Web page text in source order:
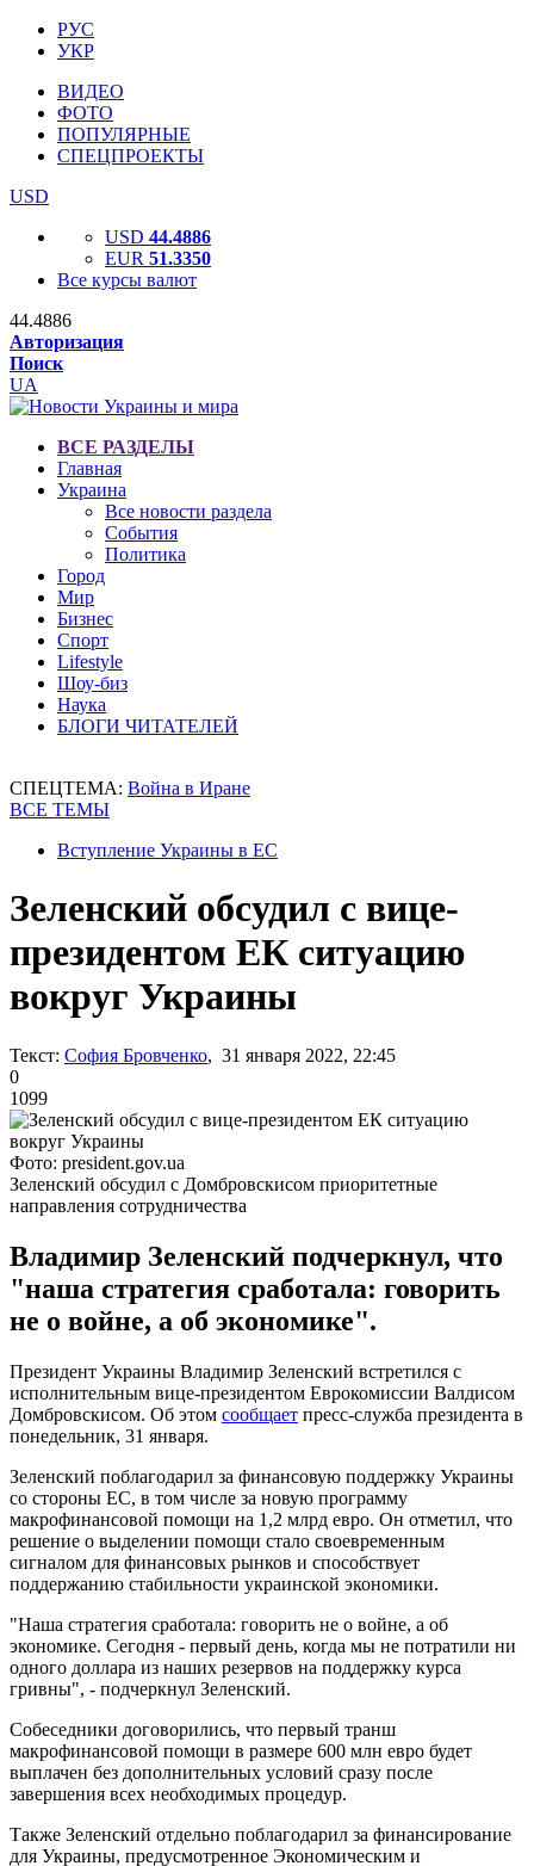
РУС
УКР
ВИДЕО
ФОТО
ПОПУЛЯРНЫЕ
СПЕЦПРОЕКТЫ
USD
USD 44.4886
EUR 51.3350
Все курсы валют
44.4886
Авторизация
Поиск
UA
ВСЕ РАЗДЕЛЫ
Главная
Украина
Все новости раздела
События
Политика
Город
Мир
Бизнес
Спорт
Lifestyle
Шоу-биз
Наука
БЛОГИ ЧИТАТЕЛЕЙ
СПЕЦТЕМА: Война в Иране
ВСЕ ТЕМЫ
Вступление Украины в ЕС
Зеленский обсудил с вице-
президентом ЕК ситуацию
вокруг Украины
Текст: София Бровченко, 31 января 2022, 22:45
0
1099
Фото: president.gov.ua
Зеленский обсудил с Домбровскисом приоритетные
направления сотрудничества
Владимир Зеленский подчеркнул, что
"наша стратегия сработала: говорить
не о войне, а об экономике".
Президент Украины Владимир Зеленский встретился с
исполнительным вице-президентом Еврокомиссии Валдисом
Домбровскисом. Об этом сообщает пресс-служба президента в
понедельник, 31 января.
Зеленский поблагодарил за финансовую поддержку Украины
со стороны ЕС, в том числе за новую программу
макрофинансовой помощи на 1,2 млрд евро. Он отметил, что
решение о выделении помощи стало своевременным
сигналом для финансовых рынков и способствует
поддержанию стабильности украинской экономики.
"Наша стратегия сработала: говорить не о войне, а об
экономике. Сегодня - первый день, когда мы не потратили ни
одного доллара из наших резервов на поддержку курса
гривны", - подчеркнул Зеленский.
Собеседники договорились, что первый транш
макрофинансовой помощи в размере 600 млн евро будет
выплачен без дополнительных условий сразу после
завершения всех необходимых процедур.
Также Зеленский отдельно поблагодарил за финансирование
для Украины, предусмотренное Экономическим и